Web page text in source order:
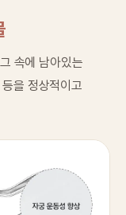
속에 남아있는
을 정상적이고